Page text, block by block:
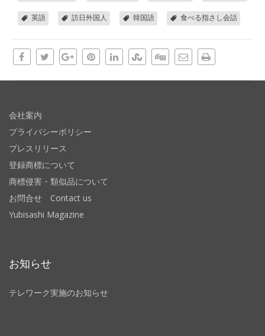
英語 訪日外国人 韓国語 食べる指さし会話
会社案内
プライバシーポリシー
プレスリリース
登録商標について
商標侵害・類似品について
お問合せ Contact us
Yubisashi Magazine
お知らせ
テレワーク実施のお知らせ